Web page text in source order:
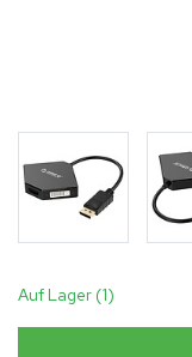
Auf Lager (1)